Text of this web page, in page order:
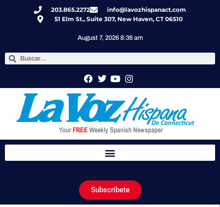
203.865.2272
info@lavozhispanact.com
51 Elm St., Suite 307, New Haven, CT 06510
August 7, 2026 8:36 am
Subscribete